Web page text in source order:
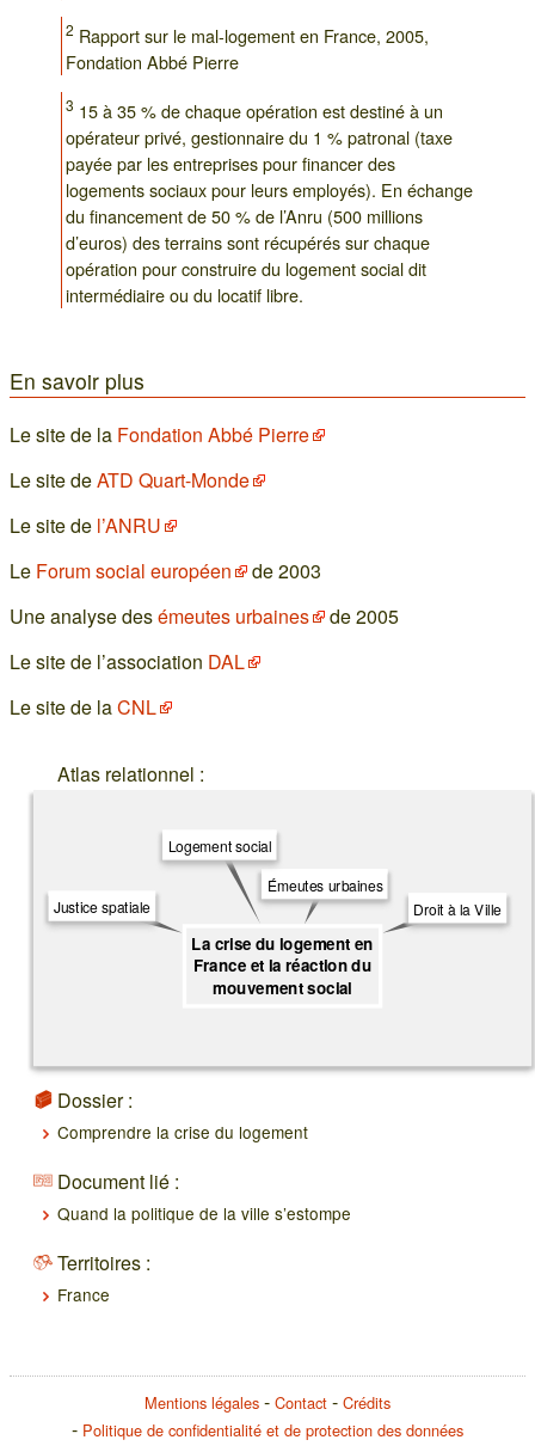
2 Rapport sur le mal-logement en France, 2005,
Fondation Abbé Pierre
3 15 à 35 % de chaque opération est destiné à un
opérateur privé, gestionnaire du 1 % patronal (taxe
payée par les entreprises pour financer des
logements sociaux pour leurs employés). En échange
du financement de 50 % de l’Anru (500 millions
d’euros) des terrains sont récupérés sur chaque
opération pour construire du logement social dit
intermédiaire ou du locatif libre.
En savoir plus
Le site de la Fondation Abbé Pierre
Le site deATD Quart-Monde
Le site de l’ANRU
Le Forum social européen
de 2003
Une analyse desémeutes urbaines
de 2005
Le site de l’association DAL
Le site de laCNL
Atlas relationnel :
La crise du logement en
France et la réaction du
mouvement social
Droit à la Ville
Émeutes urbaines
Logement social
Justice spatiale
Dossier :
Comprendre la crise du logement
Document lié :
Quand la politique de la ville s’estompe
Territoires :
France
Mentions légales Contact
Crédits
Politique de confidentialité et de protection des données